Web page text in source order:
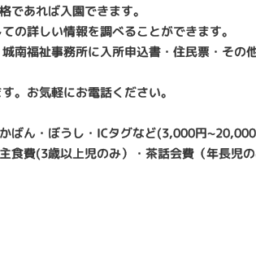
であれば入園できます。
の詳しい情報を調べることができます。
南福祉事務所に入所申込書・住民票・その
。お気軽にお電話ください。
ばん・ぼうし・ICタグなど(3,000円~20,000
食費(3歳以上児のみ）・茶話会費（年長児